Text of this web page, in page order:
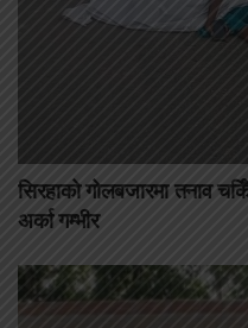
सिरहाको गोलबजारमा तनाव
अर्का गम्भीर